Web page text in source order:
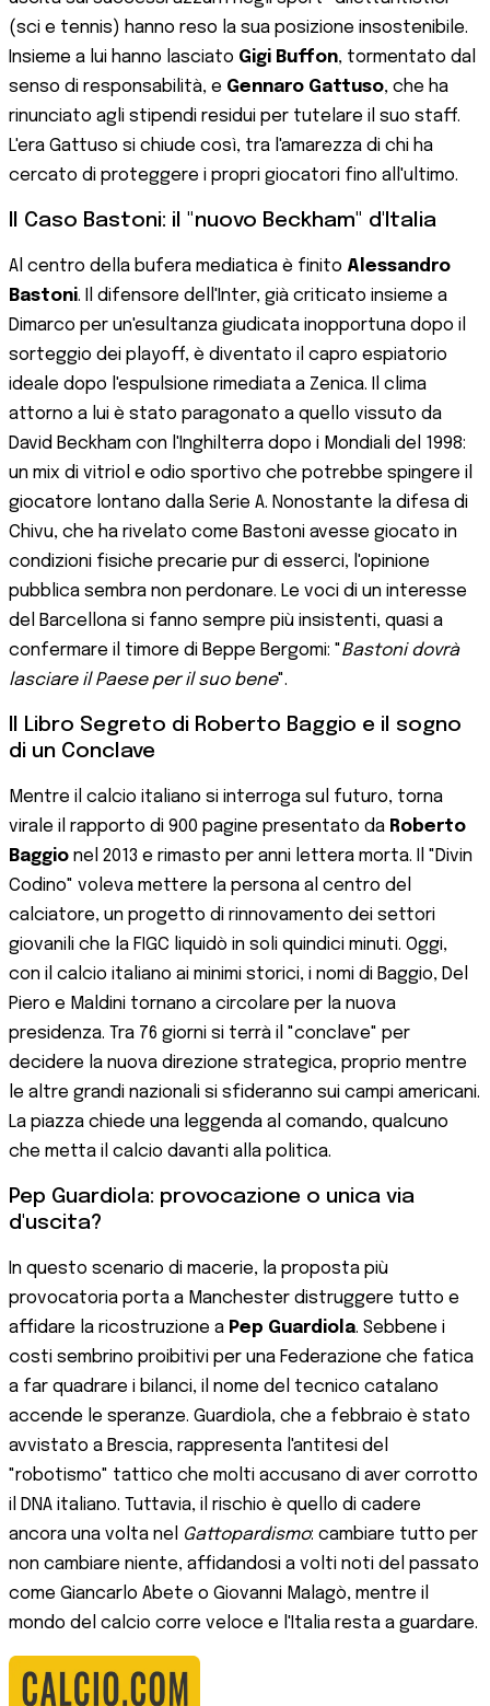
(sci e tennis) hanno reso la sua posizione insostenibile.
Insieme a lui hanno lasciato Gigi Buffon, tormentato dal
senso di responsabilità, e Gennaro Gattuso, che ha
rinunciato agli stipendi residui per tutelare il suo staff.
L'era Gattuso si chiude così, tra l'amarezza di chi ha
cercato di proteggere i propri giocatori fino all'ultimo.
Il Caso Bastoni: il "nuovo Beckham" d'Italia
Al centro della bufera mediatica è finito Alessandro
Bastoni. Il difensore dell'Inter, già criticato insieme a
Dimarco per un'esultanza giudicata inopportuna dopo il
sorteggio dei playoff, è diventato il capro espiatorio
ideale dopo l'espulsione rimediata a Zenica. Il clima
attorno a lui è stato paragonato a quello vissuto da
David Beckham con l'Inghilterra dopo i Mondiali del 1998:
un mix di vitriol e odio sportivo che potrebbe spingere il
giocatore lontano dalla Serie A. Nonostante la difesa di
Chivu, che ha rivelato come Bastoni avesse giocato in
condizioni fisiche precarie pur di esserci, l'opinione
pubblica sembra non perdonare. Le voci di un interesse
del Barcellona si fanno sempre più insistenti, quasi a
confermare il timore di Beppe Bergomi: "Bastoni dovrà
lasciare il Paese per il suo bene".
Il Libro Segreto di Roberto Baggio e il sogno
di un Conclave
Mentre il calcio italiano si interroga sul futuro, torna
virale il rapporto di 900 pagine presentato da Roberto
Baggio nel 2013 e rimasto per anni lettera morta. Il "Divin
Codino" voleva mettere la persona al centro del
calciatore, un progetto di rinnovamento dei settori
giovanili che la FIGC liquidò in soli quindici minuti. Oggi,
con il calcio italiano ai minimi storici, i nomi di Baggio, Del
Piero e Maldini tornano a circolare per la nuova
presidenza. Tra 76 giorni si terrà il "conclave" per
decidere la nuova direzione strategica, proprio mentre
le altre grandi nazionali si sfideranno sui campi americani.
La piazza chiede una leggenda al comando, qualcuno
che metta il calcio davanti alla politica.
Pep Guardiola: provocazione o unica via
d'uscita?
In questo scenario di macerie, la proposta più
provocatoria porta a Manchester distruggere tutto e
affidare la ricostruzione a Pep Guardiola. Sebbene i
costi sembrino proibitivi per una Federazione che fatica
a far quadrare i bilanci, il nome del tecnico catalano
accende le speranze. Guardiola, che a febbraio è stato
avvistato a Brescia, rappresenta l'antitesi del
"robotismo" tattico che molti accusano di aver corrotto
il DNA italiano. Tuttavia, il rischio è quello di cadere
ancora una volta nel
Gattopardismo: cambiare tutto per
non cambiare niente, affidandosi a volti noti del passato
come Giancarlo Abete o Giovanni Malagò, mentre il
mondo del calcio corre veloce e l'Italia resta a guardare.